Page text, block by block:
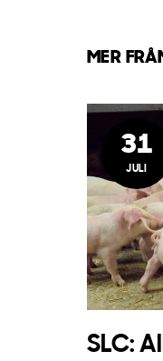
MER
31
JULI
SLC: